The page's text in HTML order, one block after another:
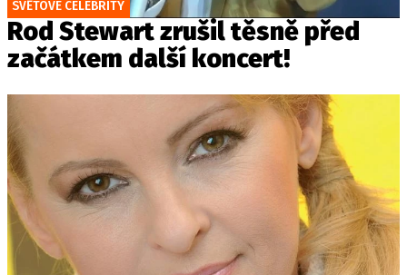
SVĚTOVÉ CELEBRITY
Rod Stewart zrušil těsně před
začátkem další koncert!